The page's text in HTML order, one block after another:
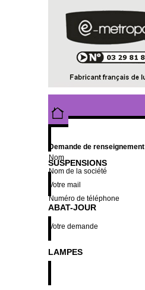
SUSPENSIONS
ABAT-JOUR
LAMPES
Demande de renseignement
Nom
Nom de la société
Votre mail
Numéro de téléphone
Votre demande